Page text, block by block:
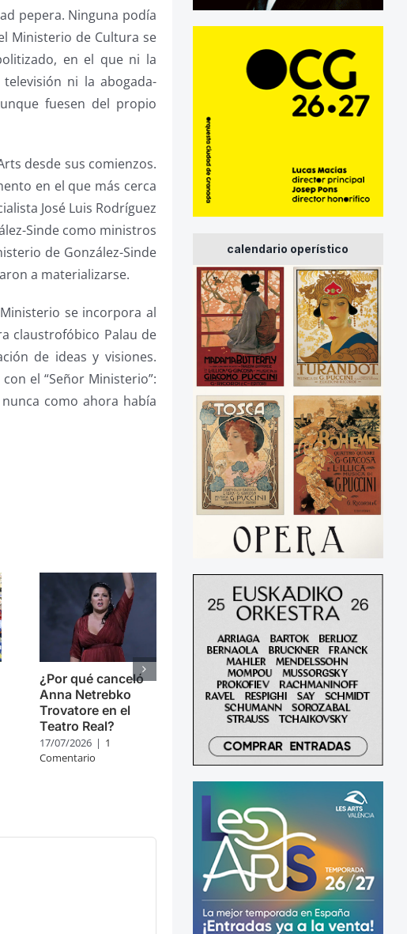
pepera. Ninguna podía
Ministerio de Cultura se
en el que ni la
ni la abogada-
fuesen del propio
desde sus comienzos.
en el que más cerca
José Luis Rodríguez
Sinde como ministros
de González-Sinde
a materializarse.
se incorpora al
claustrofóbico Palau de
de ideas y visiones.
el “Señor Ministerio”:
como ahora había
¿Por qué canceló
Anna Netrebko
Trovatore en el
Teatro Real?
17/07/2026 | 1
Comentario
calendario operístico